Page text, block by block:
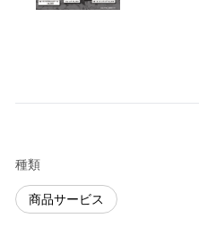
種類
商品サービス